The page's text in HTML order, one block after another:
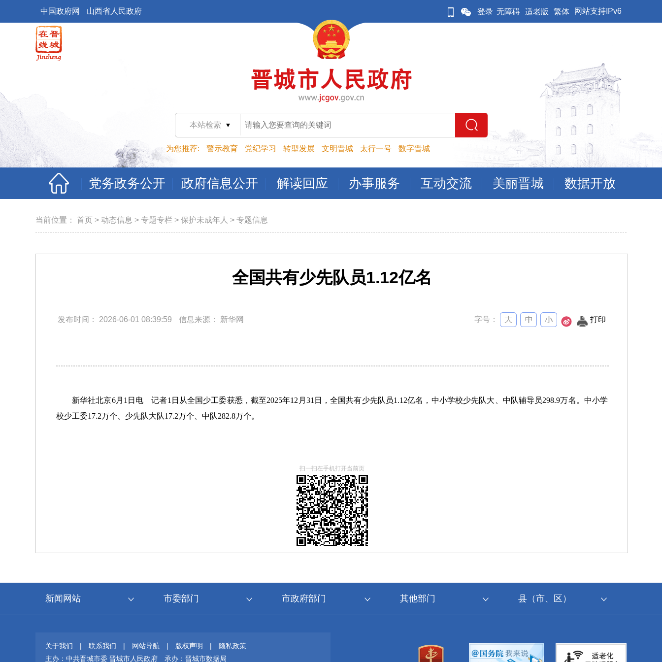
中国政府网 山西省人民政府 登录 无障碍 适老版 繁体 网站支持IPv6
本站检索
为您推荐: 警示教育 党纪学习 转型发展 文明晋城 太行一号 数字晋城
党务政务公开 政府信息公开 解读回应 办事服务 互动交流 美丽晋城 数据开放
当前位置： 首页 > 动态信息 > 专题专栏 > 保护未成年人 > 专题信息
全国共有少先队员1.12亿名
发布时间： 2026-06-01 08:39:59 信息来源： 新华网 字号： 打印
新华社北京6月1日电 记者1日从全国少工委获悉，截至2025年12月31日，全国共有少先队员1.12亿名，中小学校少先队大、中队辅导员298.9万名。中小学
校少工委17.2万个、少先队大队17.2万个、中队282.8万个。
扫一扫在手机打开当前页
新闻网站 市委部门 市政府部门 其他部门 县（市、区）
关于我们 | 联系我们 | 网站导航 | 版权声明 |
隐私政策
主办：中共晋城市委 晋城市人民政府
承办：晋城市数据局